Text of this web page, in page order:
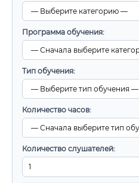
Программа обучения:
Тип обучения:
Количество часов:
Количество слушателей: